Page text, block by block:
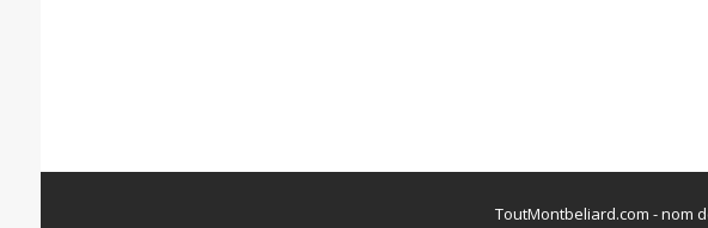
ToutMontbeliard.com - nom